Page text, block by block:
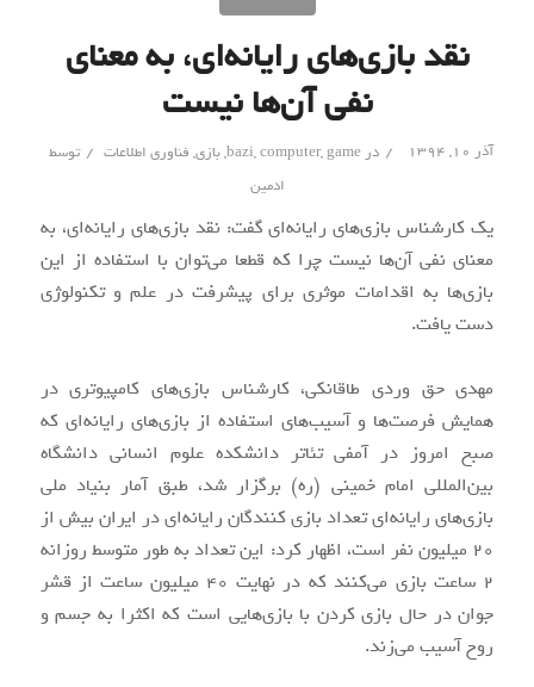
نقد بازی‌های رایانه‌ای، به معنای
نفی آن‌ها نیست
آذر ۱۰, ۱۳۹۴ / در bazi,computer,game
,بازی, فناوری اطلاعات / توسط
ادمین
یک کارشناس بازی‌های رایانه‌ای گفت: نقد بازی‌های رایانه‌ای، به
معنای نفی آن‌ها نیست چرا که قطعا می‌توان با استفاده از این
بازی‌ها به اقدامات موثری برای پیشرفت در علم و تکنولوژی
دست یافت.
مهدی حق وردی طاقانکی، کارشناس بازی‌های کامپیوتری در
همایش فرصت‌ها و آسیب‌های استفاده از بازی‌های رایانه‌ای که
صبح امروز در آمفی تئاتر دانشکده علوم انسانی دانشگاه
بین‌المللی امام خمینی (ره) برگزار شد، طبق آمار بنیاد ملی
بازی‌های رایانه‌ای تعداد بازی کنندگان رایانه‌ای در ایران بیش از
20 میلیون نفر است، اظهار کرد: این تعداد به طور متوسط روزانه
2 ساعت بازی می‌کنند که در نهایت 40 میلیون ساعت از قشر
جوان در حال بازی کردن با بازی‌هایی است که اکثرا به جسم و
روح آسیب می‌زند.